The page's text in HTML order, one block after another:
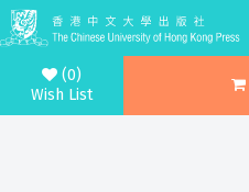
(0)
Wish List